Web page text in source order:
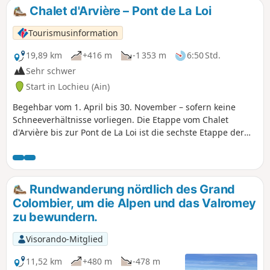
diesem weniger frequentierten Weg als
dem zum Kreuz und dann zum Grand
Colombier selbst bieten sich Ihnen
weitere Fernblicke. Dieser Weg sollte bei
schönem Wetter und ohne Schnee
begangen werden, da er mit
Schneeschuhen weniger gut begehbar
ist.
Chalet d'Arvière – Pont de La Loi
Tourismusinformation
19,89 km
+416 m -1 353 m
6:50 Std.
Sehr schwer
Start in Lochieu (Ain)
Begehbar vom 1. April bis 30. November – sofern keine
Schneeverhältnisse vorliegen. Die Etappe vom Chalet
d'Arvière bis zur Pont de La Loi ist die sechste Etappe der
führt über Mijoux in das Departement Ain, bevor er den
spektakulären Bergrücken des Monts-Jura entlangführt,
vorbei am Crêt de la Neige, dem höchsten Punkt des
Massivs. Anschließend führt er hinunter nach Bellegarde-
sur-Valserine, überquert das Plateau de Retord und
überwindet den Grand Colombier. Der Weg führt weiter
nach Culoz und ins Rhonetal, bevor er das Departement Ain
verlässt, um nach Savoyen zu gelangen und seinen Weg in
Richtung Süden fortzusetzen.
Rundwanderung nördlich des Grand
Colombier, um die Alpen und das Valromey
zu bewundern.
Visorando-Mitglied
11,52 km
+480 m
-478 m